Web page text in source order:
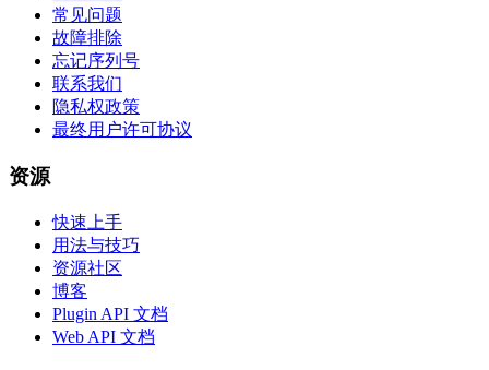
常见问题
故障排除
忘记序列号
联系我们
隐私权政策
最终用户许可协议
资源
快速上手
用法与技巧
资源社区
博客
Plugin API 文档
Web API 文档